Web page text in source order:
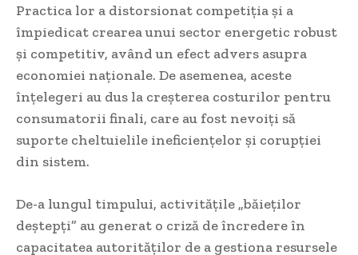
Practica lor a distorsionat competiția și a
împiedicat crearea unui sector energetic robust
și competitiv, având un efect advers asupra
economiei naționale. De asemenea, aceste
înțelegeri au dus la creșterea costurilor pentru
consumatorii finali, care au fost nevoiți să
suporte cheltuielile ineficiențelor și corupției
din sistem.
De-a lungul timpului, activitățile „băieților
deștepți” au generat o criză de încredere în
capacitatea autorităților de a gestiona resursele